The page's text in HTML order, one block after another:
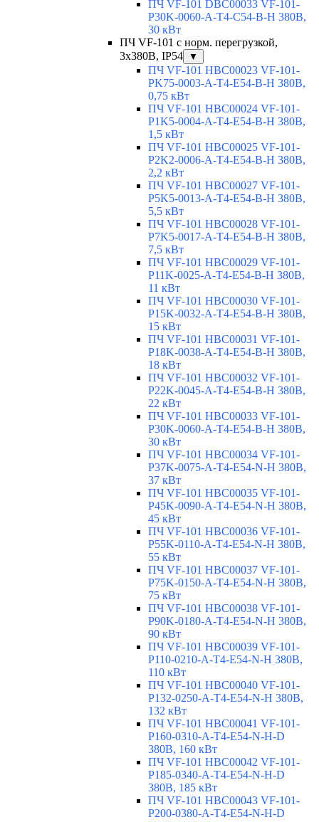
ПЧ VF-101 DBC00033 VF-101-
P30K-0060-A-T4-C54-B-H 380В,
30 кВт
ПЧ VF-101 с норм. перегрузкой,
3x380В, IP54
▼
ПЧ VF-101 HBC00023 VF-101-
PK75-0003-A-T4-E54-B-H 380В,
0,75 кВт
ПЧ VF-101 HBC00024 VF-101-
P1K5-0004-A-T4-E54-B-H 380В,
1,5 кВт
ПЧ VF-101 HBC00025 VF-101-
P2K2-0006-A-T4-E54-B-H 380В,
2,2 кВт
ПЧ VF-101 HBC00027 VF-101-
P5K5-0013-A-T4-E54-B-H 380В,
5,5 кВт
ПЧ VF-101 HBC00028 VF-101-
P7K5-0017-A-T4-E54-B-H 380В,
7,5 кВт
ПЧ VF-101 HBC00029 VF-101-
P11K-0025-A-T4-E54-B-H 380В,
11 кВт
ПЧ VF-101 HBC00030 VF-101-
P15K-0032-A-T4-E54-B-H 380В,
15 кВт
ПЧ VF-101 HBC00031 VF-101-
P18K-0038-A-T4-E54-B-H 380В,
18 кВт
ПЧ VF-101 HBC00032 VF-101-
P22K-0045-A-T4-E54-B-H 380В,
22 кВт
ПЧ VF-101 HBC00033 VF-101-
P30K-0060-A-T4-E54-B-H 380В,
30 кВт
ПЧ VF-101 HBC00034 VF-101-
P37K-0075-A-T4-E54-N-H 380В,
37 кВт
ПЧ VF-101 HBC00035 VF-101-
P45K-0090-A-T4-E54-N-H 380В,
45 кВт
ПЧ VF-101 HBC00036 VF-101-
P55K-0110-A-T4-E54-N-H 380В,
55 кВт
ПЧ VF-101 HBC00037 VF-101-
P75K-0150-A-T4-E54-N-H 380В,
75 кВт
ПЧ VF-101 HBC00038 VF-101-
P90K-0180-A-T4-E54-N-H 380В,
90 кВт
ПЧ VF-101 HBC00039 VF-101-
P110-0210-A-T4-E54-N-H 380В,
110 кВт
ПЧ VF-101 HBC00040 VF-101-
P132-0250-A-T4-E54-N-H 380В,
132 кВт
ПЧ VF-101 HBC00041 VF-101-
P160-0310-A-T4-E54-N-H-D
380В, 160 кВт
ПЧ VF-101 HBC00042 VF-101-
P185-0340-A-T4-E54-N-H-D
380В, 185 кВт
ПЧ VF-101 HBC00043 VF-101-
P200-0380-A-T4-E54-N-H-D